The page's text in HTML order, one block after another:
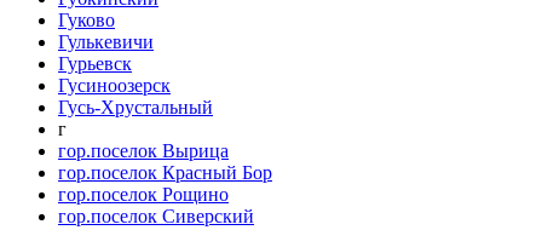
Гуково
Гулькевичи
Гурьевск
Гусиноозерск
Гусь-Хрустальный
г
гор.поселок Вырица
гор.поселок Красный Бор
гор.поселок Рощино
гор.поселок Сиверский